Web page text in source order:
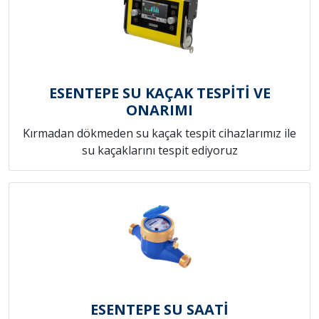
ESENTEPE SU KAÇAK TESPİTİ VE
ONARIMI
Kırmadan dökmeden su kaçak tespit cihazlarımız ile
su kaçaklarını tespit ediyoruz
ESENTEPE SU SAATİ